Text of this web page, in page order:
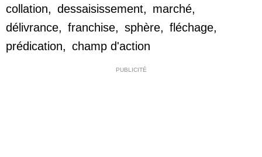
collation, dessaisissement, marché,
délivrance, franchise, sphère, fléchage,
prédication, champ d'action
PUBLICITÉ